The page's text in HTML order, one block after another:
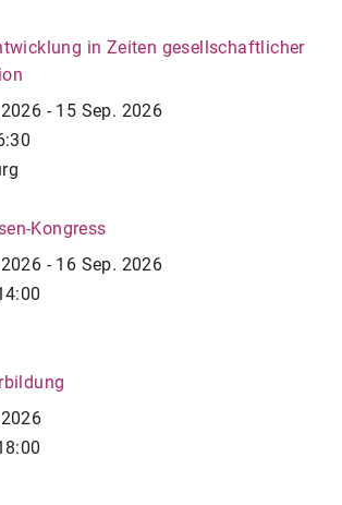
in Zeiten gesellschaftlicher
- 15 Sep. 2026
Kongress
- 16 Sep. 2026